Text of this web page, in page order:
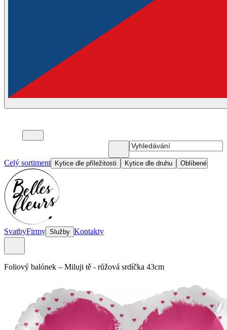
Celý sortiment Kytice dle příležitosti Kytice dle druhu Oblíbené
SvatbyFirmy Služby Kontakty
Foliový balónek – Miluji tě - růžová srdíčka 43cm